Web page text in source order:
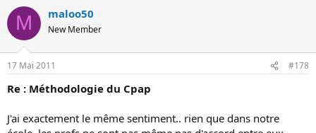
M maloo50
New Member
17 Mai 2011 #178
Re : Méthodologie du Cpap
J'ai exactement le même sentiment.. rien que dans notre